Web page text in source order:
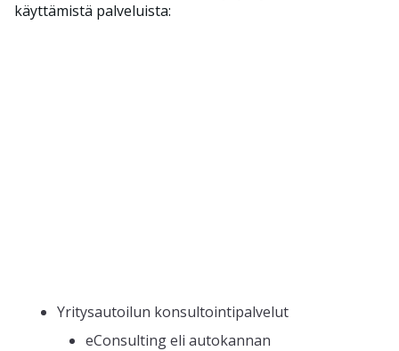
käyttämistä palveluista:
Yritysautoilun konsultointipalvelut
eConsulting eli autokannan